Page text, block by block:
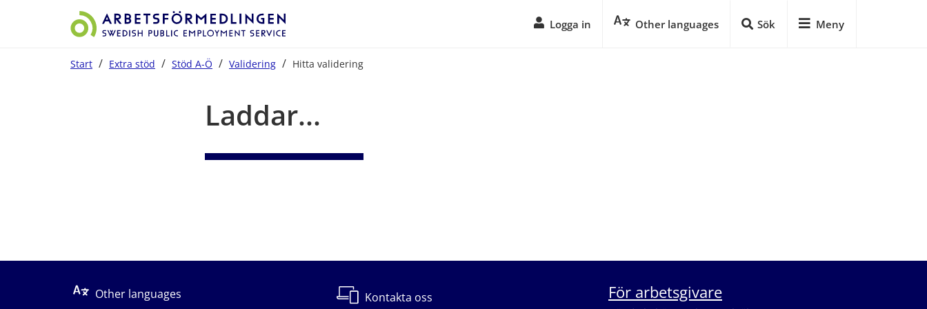
Logga in Other languages Sök Meny
Start / Extra stöd / Stöd A-Ö / Validering / Hitta validering
Laddar...
Other languages
Kontakta oss För arbetsgivare